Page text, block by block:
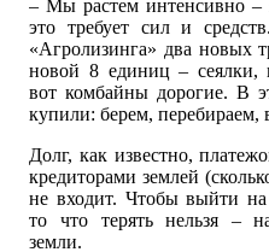
– Мы растем интенсивно –
это требует сил и
«Агролизинга» два новых
новой 8 единиц – сеялки,
вот комбайны дорогие. В
купили: берем, перебираем,
Долг, как известно,
кредиторами землей
не входит. Чтобы выйти на
то что терять нельзя –
земли.